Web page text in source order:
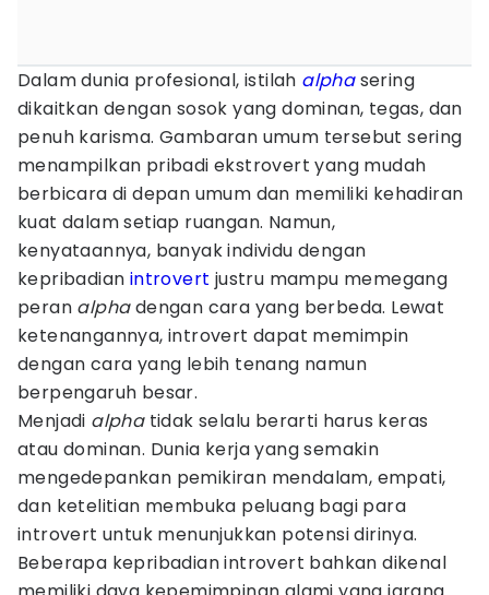
Dalam dunia profesional, istilah alphasering
dikaitkan dengan sosok yang dominan, tegas, dan
penuh karisma. Gambaran umum tersebut sering
menampilkan pribadi ekstrovert yang mudah
berbicara di depan umum dan memiliki kehadiran
kuat dalam setiap ruangan. Namun,
kenyataannya, banyak individu dengan
kepribadian introvert justru mampu memegang
peran alphadengan cara yang berbeda. Lewat
ketenangannya, introvert dapat memimpin
dengan cara yang lebih tenang namun
berpengaruh besar.
Menjadi alphatidak selalu berarti harus keras
atau dominan. Dunia kerja yang semakin
mengedepankan pemikiran mendalam, empati,
dan ketelitian membuka peluang bagi para
introvert untuk menunjukkan potensi dirinya.
Beberapa kepribadian introvert bahkan dikenal